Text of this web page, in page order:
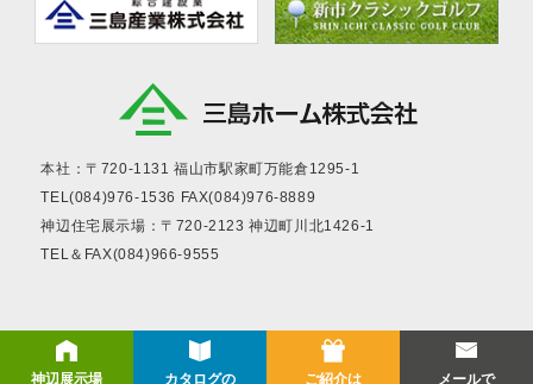
本社：〒720-1131福山市駅家町万能倉1295-1
TEL(084)976-1536 FAX(084)976-8889
神辺住宅展示場：〒720-2123神辺町川北1426-1
TEL＆FAX(084)966-9555
神辺展示場 カタログの ご紹介は メールで